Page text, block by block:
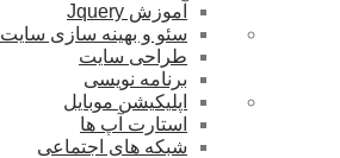
آموزش Jquery
سئو و بهینه سازی سایت
طراحی سایت
برنامه نویسی
اپلیکیشن موبایل
استارت آپ ها
شبکه های اجتماعی